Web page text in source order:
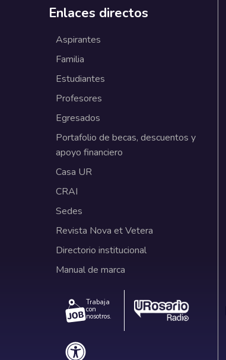
Enlaces directos
Aspirantes
Familia
Estudiantes
Profesores
Egresados
Portafolio de becas, descuentos y
apoyo financiero
Casa UR
CRAI
Sedes
Revista Nova et Vetera
Directorio institucional
Manual de marca
Trabaja
con
nosotros.